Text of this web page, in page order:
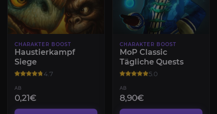
CHARAKTER BOOST
Haustierkampf
Siege
4.7
AB
0,21€
CHARAKTER BOOST
MoP Classic
Tägliche Quests
5.0
AB
8,90€